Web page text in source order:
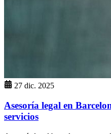
27 dic. 2025
Asesoría legal en
servicios